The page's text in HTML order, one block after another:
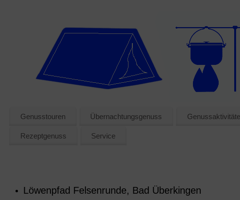
Genusstouren Übernachtungsgenuss
Rezeptgenuss Service
Löwenpfad Felsenrunde, Bad Überkingen